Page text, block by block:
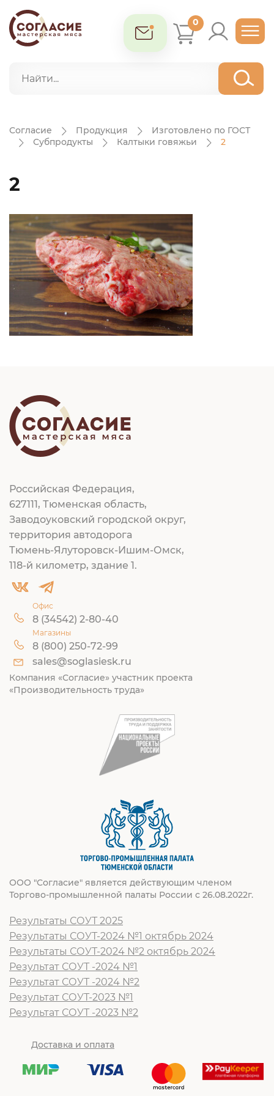
0
Согласие Продукция
Изготовлено по ГОСТ
Субпродукты
Калтыки говяжьи 2
2
Российская Федерация,
627111, Тюменская область,
Заводоуковский городской округ,
территория автодорога
Тюмень-Ялуторовск-Ишим-Омск,
118-й километр, здание 1.
Офис
8 (34542) 2-80-40
Магазины
8 (800) 250-72-99
sales@soglasiesk.ru
Компания «Согласие» участник проекта
«Производительность труда»
ООО "Согласие" является действующим членом
Торгово-промышленной палаты России с 26.08.2022г.
Результаты СОУТ 2025
Результаты СОУТ-2024 №1 октябрь 2024
Результаты СОУТ-2024 №2 октябрь 2024
Результат СОУТ -2024 №1
Результат СОУТ -2024 №2
Результат СОУТ-2023 №1
Результат СОУТ -2023 №2
Доставка и оплата